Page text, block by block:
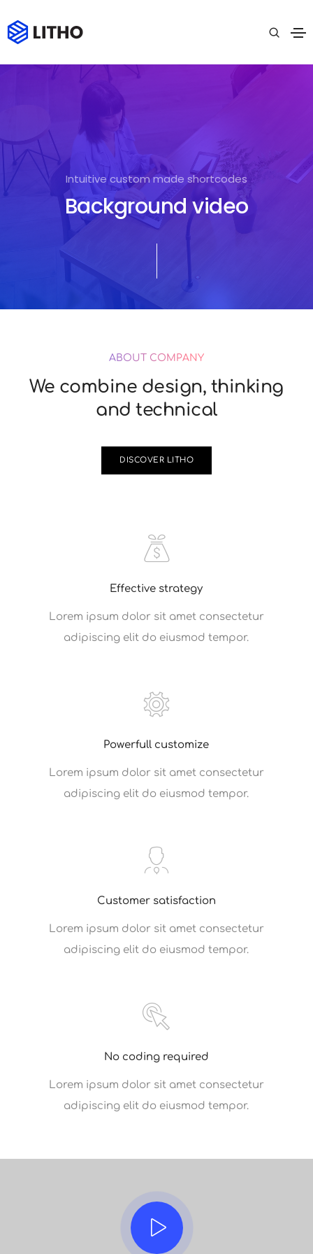
Intuitive custom made shortcodes
Background video
ABOUT COMPANY
We combine design, thinking
and technical
DISCOVER LITHO
Effective strategy
Lorem ipsum dolor sit amet consectetur
adipiscing elit do eiusmod tempor.
Powerfull customize
Lorem ipsum dolor sit amet consectetur
adipiscing elit do eiusmod tempor.
Customer satisfaction
Lorem ipsum dolor sit amet consectetur
adipiscing elit do eiusmod tempor.
No coding required
Lorem ipsum dolor sit amet consectetur
adipiscing elit do eiusmod tempor.